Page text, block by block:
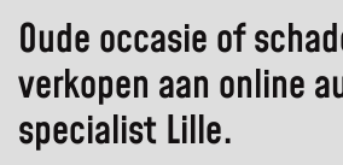
Oude occasie of
verkopen aan online
specialist Lille.